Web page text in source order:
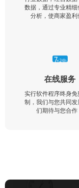
数据，通过专业精细
分析，使商家盈利
在线服务
实行软件程序终身免
制，我们与您共同发
们期待与您合作